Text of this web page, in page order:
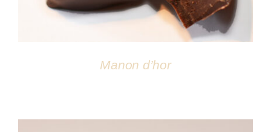
Manon d’hor